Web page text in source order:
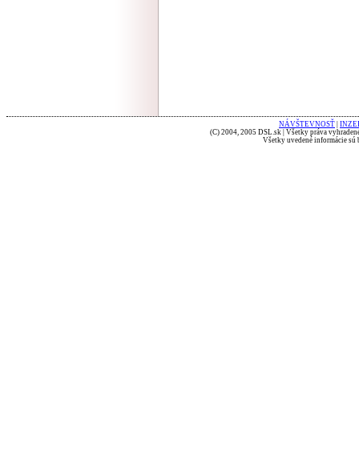
NÁVŠTEVNOSŤ
(C) 2004, 2005 DSL.sk | Všetky práva
Všetky uvedené informácie sú